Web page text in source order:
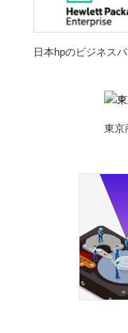
日本hpのビジネス
東京